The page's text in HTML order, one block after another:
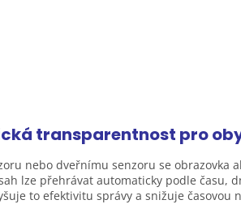
transparentnost pro
nebo dveřnímu senzoru se
lze přehrávat automaticky podle času,
to efektivitu správy a snižuje časovou